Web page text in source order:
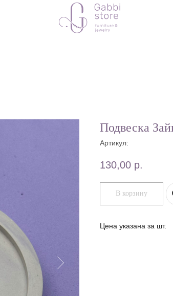
Подвеска
Артикул:
130,00 р.
В корзину
Цена указана за шт.